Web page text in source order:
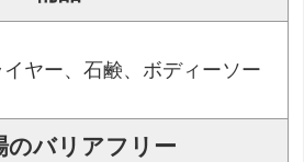
ヤー、石鹸、ボディーソー
のバリアフリー